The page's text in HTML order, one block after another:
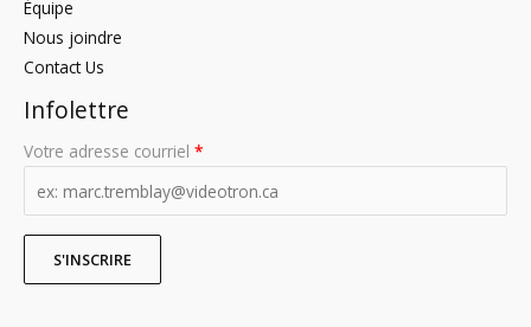
Équipe
Nous joindre
Contact Us
Infolettre
Votre adresse courriel *